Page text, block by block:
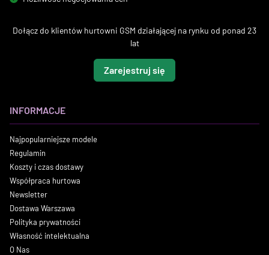
Dołącz do klientów hurtowni GSM działającej na rynku od ponad 23
lat
Zarejestruj się
INFORMACJE
Najpopularniejsze modele
Regulamin
Koszty i czas dostawy
Współpraca hurtowa
Newsletter
Dostawa Warszawa
Polityka prywatności
Własność intelektualna
O Nas